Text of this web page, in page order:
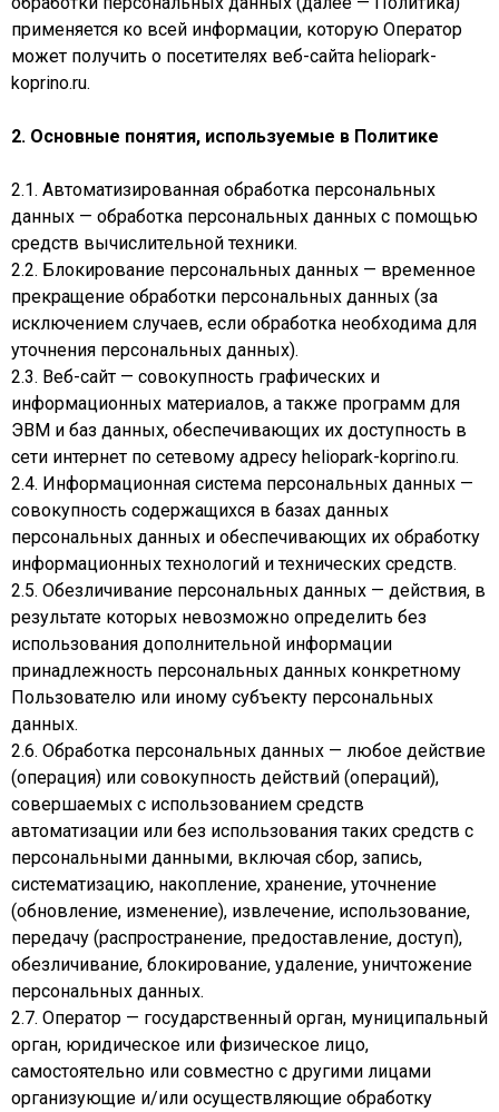
применяется ко всей информации, которую Оператор
может получить о посетителях веб-сайта heliopark-
koprino.ru.
2. Основные понятия, используемые в Политике
2.1. Автоматизированная обработка персональных
данных — обработка персональных данных с помощью
средств вычислительной техники.
2.2. Блокирование персональных данных — временное
прекращение обработки персональных данных (за
исключением случаев, если обработка необходима для
уточнения персональных данных).
2.3. Веб-сайт — совокупность графических и
информационных материалов, а также программ для
ЭВМ и баз данных, обеспечивающих их доступность в
сети интернет по сетевому адресу heliopark-koprino.ru.
2.4. Информационная система персональных данных —
совокупность содержащихся в базах данных
персональных данных и обеспечивающих их обработку
информационных технологий и технических средств.
2.5. Обезличивание персональных данных — действия, в
результате которых невозможно определить без
использования дополнительной информации
принадлежность персональных данных конкретному
Пользователю или иному субъекту персональных
данных.
2.6. Обработка персональных данных — любое действие
(операция) или совокупность действий (операций),
совершаемых с использованием средств
автоматизации или без использования таких средств с
персональными данными, включая сбор, запись,
систематизацию, накопление, хранение, уточнение
(обновление, изменение), извлечение, использование,
передачу (распространение, предоставление, доступ),
обезличивание, блокирование, удаление, уничтожение
персональных данных.
2.7. Оператор — государственный орган, муниципальный
орган, юридическое или физическое лицо,
самостоятельно или совместно с другими лицами
организующие и/или осуществляющие обработку